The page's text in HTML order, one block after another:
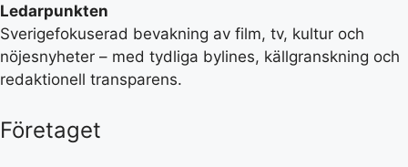
Ledarpunkten
Sverigefokuserad bevakning av film, tv, kultur och
nöjesnyheter – med tydliga bylines, källgranskning och
redaktionell transparens.
Företaget